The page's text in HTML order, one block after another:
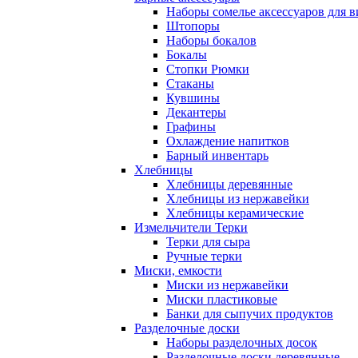
Наборы сомелье аксессуаров для
Штопоры
Наборы бокалов
Бокалы
Стопки Рюмки
Стаканы
Кувшины
Декантеры
Графины
Охлаждение напитков
Барный инвентарь
Хлебницы
Хлебницы деревянные
Хлебницы из нержавейки
Хлебницы керамические
Измельчители Терки
Терки для сыра
Ручные терки
Миски, емкости
Миски из нержавейки
Миски пластиковые
Банки для сыпучих продуктов
Разделочные доски
Наборы разделочных досок